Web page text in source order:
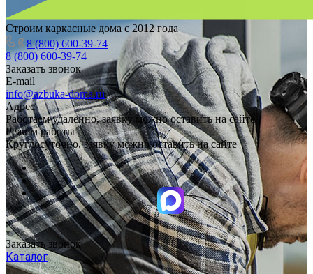
Строим каркасные дома с 2012 года
8 (800) 600-39-74
8 (800) 600-39-74
Заказать звонок
E-mail
info@azbuka-doma.ru
Адрес
Работаем удаленно, заявку можно оставить на сайте
Режим работы
Круглосуточно, заявку можно оставить на сайте
Заказать звонок
Каталог